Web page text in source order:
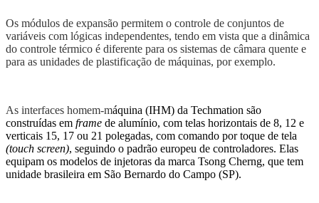
Os módulos de expansão permitem o controle de conjuntos de
variáveis com lógicas independentes, tendo em vista que a dinâmica
do controle térmico é diferente para os sistemas de câmara quente e
para as unidades de plastificação de máquinas, por exemplo.
As interfaces homem-máquina (IHM) da Techmation são
construídas em frame de alumínio, com telas horizontais de 8, 12 e
verticais 15, 17 ou 21 polegadas, com comando por toque de tela
(touch screen), seguindo o padrão europeu de controladores. Elas
equipam os modelos de injetoras da marca Tsong Cherng, que tem
unidade brasileira em São Bernardo do Campo (SP).